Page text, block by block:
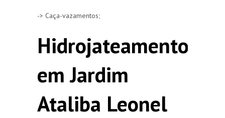
-> Caça-vazamentos;
Hidrojateamento
em Jardim
Ataliba Leonel